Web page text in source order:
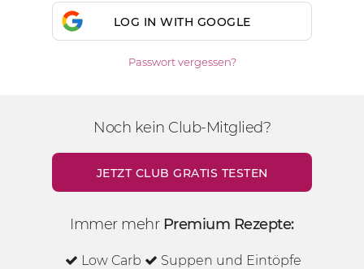
LOG IN WITH GOOGLE
Passwort vergessen?
Noch kein Club-Mitglied?
JETZT CLUB GRATIS TESTEN
Immer mehr Premium Rezepte:
Low Carb
Suppen und Eintöpfe